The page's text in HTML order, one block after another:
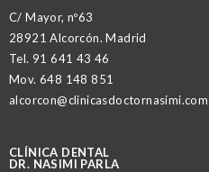
C/ Mayor, nº63
28921 Alcorcón. Madrid
Tel. 91 641 43 46
Mov. 648 148 851
alcorcon@clinicasdoctornasimi.com
CLÍNICA DENTAL
DR. NASIMI PARLA